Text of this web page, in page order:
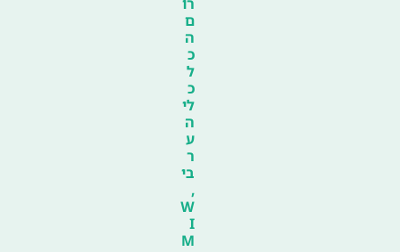
ם
ה
כ
ל
כ
לי
ה
ע
ר
בי
,
W
I
M